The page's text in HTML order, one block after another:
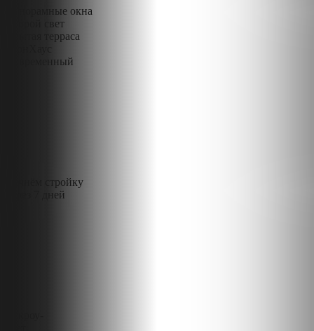
Панорамные окна
Второй свет
Крытая терраса
Современный
Начнём стройку
через 7 дней